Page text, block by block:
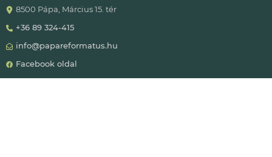
8500 Pápa, Március 15. tér
+36 89 324-415
info@papareformatus.hu
Facebook oldal